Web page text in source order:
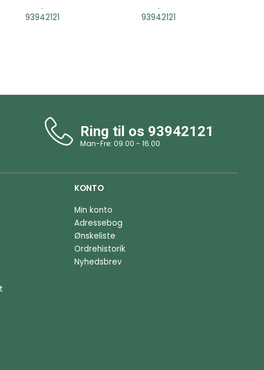
.
93942121
.
93942121
Ring til os 93942121
Man-Fre: 09.00 - 16.00
KONTO
Min konto
Adressebog
Ønskeliste
Ordrehistorik
Nyhedsbrev